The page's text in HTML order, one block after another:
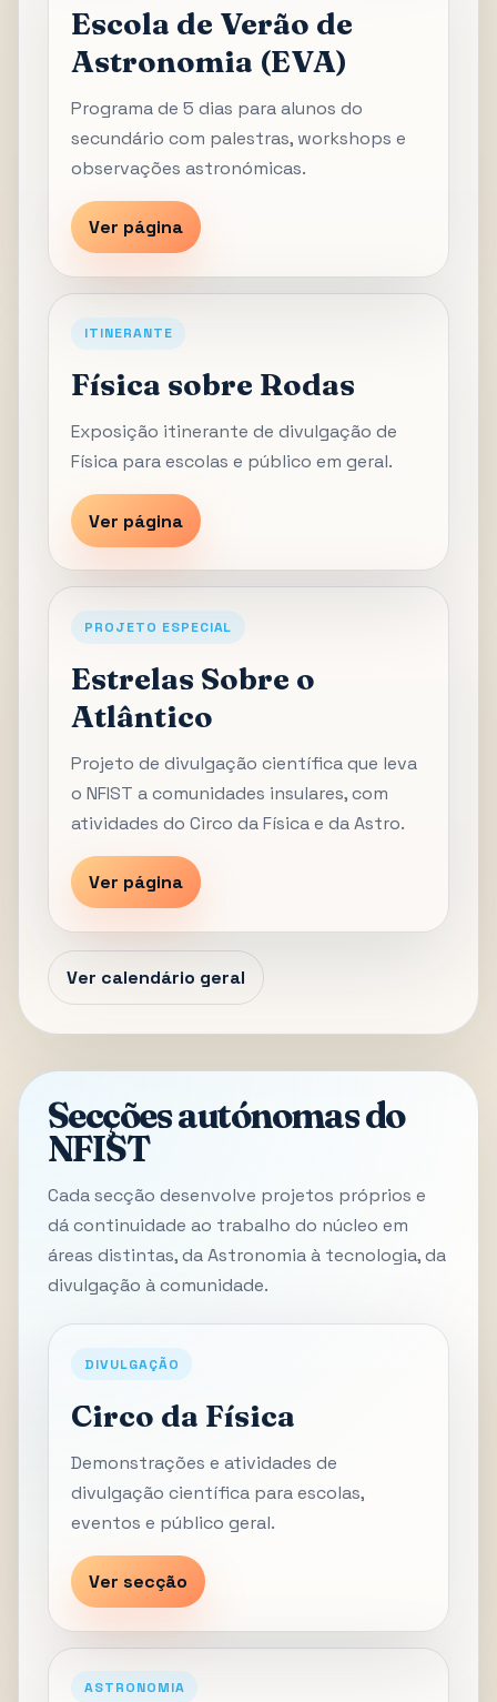
Escola de Verão de
Astronomia (EVA)
Programa de 5 dias para alunos do
secundário com palestras, workshops e
observações astronómicas.
Ver página
ITINERANTE
Física sobre Rodas
Exposição itinerante de divulgação de
Física para escolas e público em geral.
Ver página
PROJETO ESPECIAL
Estrelas Sobre o
Atlântico
Projeto de divulgação científica que leva
o NFIST a comunidades insulares, com
atividades do Circo da Física e da Astro.
Ver página
Ver calendário geral
Secções autónomas do
NFIST
Cada secção desenvolve projetos próprios e
dá continuidade ao trabalho do núcleo em
áreas distintas, da Astronomia à tecnologia, da
divulgação à comunidade.
DIVULGAÇÃO
Circo da Física
Demonstrações e atividades de
divulgação científica para escolas,
eventos e público geral.
Ver secção
ASTRONOMIA